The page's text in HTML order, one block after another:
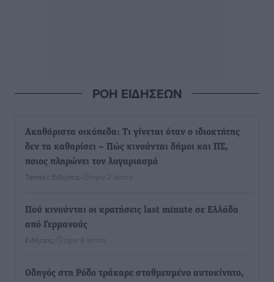
ΡΟΗ ΕΙΔΗΣΕΩΝ
Ακαθάριστα οικόπεδα: Τι γίνεται όταν ο ιδιοκτήτης
δεν τα καθαρίσει – Πώς κινούνται δήμοι και ΠΣ,
ποιος πληρώνει τον λογαριασμό
Τοπικές Ειδήσεις πριν 2 λεπτά
Πού κινούνται οι κρατήσεις last minute σε Ελλάδα
από Γερμανούς
Ειδήσεις πριν 8 λεπτά
Οδηγός στη Ρόδο τράκαρε σταθμευμένο αυτοκίνητο,